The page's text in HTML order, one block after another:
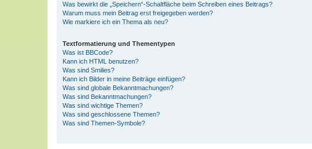
Was bewirkt die „Speichern“-Schaltfläche beim Schreiben eines Beitrags?
Warum muss mein Beitrag erst freigegeben werden?
Wie markiere ich ein Thema als neu?
Textformatierung und Thementypen
Was ist BBCode?
Kann ich HTML benutzen?
Was sind Smilies?
Kann ich Bilder in meine Beiträge einfügen?
Was sind globale Bekanntmachungen?
Was sind Bekanntmachungen?
Was sind wichtige Themen?
Was sind geschlossene Themen?
Was sind Themen-Symbole?